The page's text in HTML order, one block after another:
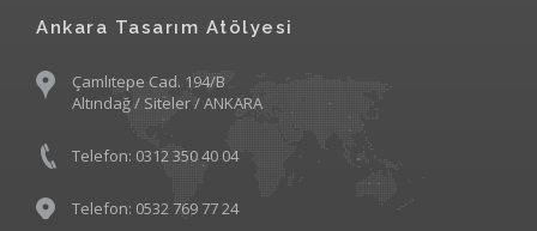
Ankara Tasarım Atölyesi
Çamlıtepe Cad. 194/B
Altındağ / Siteler / ANKARA
Telefon: 0312 350 40 04
Telefon: 0532 769 77 24